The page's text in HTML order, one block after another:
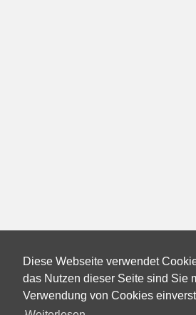
Diese Webseite verwendet
das Nutzen dieser Seite sind Sie
Verwendung von Cookies